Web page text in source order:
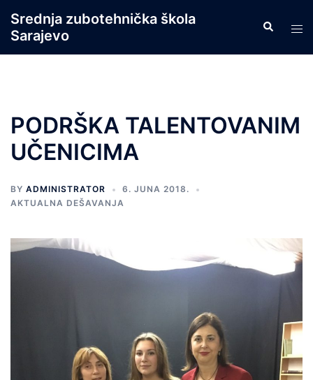
content
Srednja zubotehnička škola
Sarajevo
Search
PODRŠKA TALENTOVANIM
UČENICIMA
BY ADMINISTRATOR
6. JUNA 2018.
AKTUALNA DEŠAVANJA